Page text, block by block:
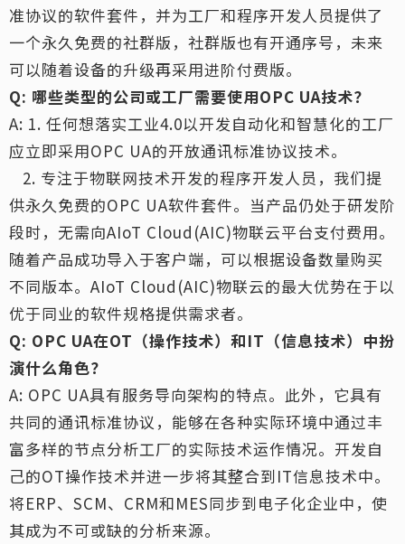
准协议的软件套件，并为工厂和程序开发人员提供了
一个永久免费的社群版，社群版也有开通序号，未来
可以随着设备的升级再采用进阶付费版。
Q: 哪些类型的公司或工厂需要使用OPC UA技术？
A: 1. 任何想落实工业4.0以开发自动化和智慧化的工厂
应立即采用OPC UA的开放通讯标准协议技术。
2. 专注于物联网技术开发的程序开发人员，我们提
供永久免费的OPC UA软件套件。当产品仍处于研发阶
段时，无需向AIoT Cloud(AIC)物联云平台支付费用。
随着产品成功导入于客户端，可以根据设备数量购买
不同版本。AIoT Cloud(AIC)物联云的最大优势在于以
优于同业的软件规格提供需求者。
Q: OPC UA在OT（操作技术）和IT（信息技术）中扮
演什么角色？
A: OPC UA具有服务导向架构的特点。此外，它具有
共同的通讯标准协议，能够在各种实际环境中通过丰
富多样的节点分析工厂的实际技术运作情况。开发自
己的OT操作技术并进一步将其整合到IT信息技术中。
将ERP、SCM、CRM和MES同步到电子化企业中，使
其成为不可或缺的分析来源。